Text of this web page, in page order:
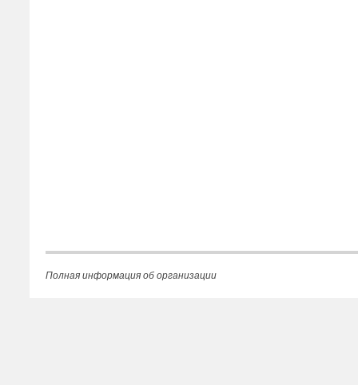
Полная информация об организации